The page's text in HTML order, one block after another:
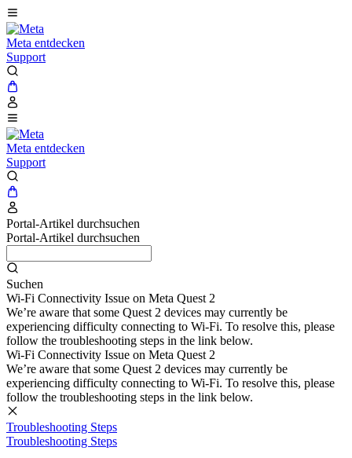
Meta entdecken
Support
Meta entdecken
Support
Portal-Artikel durchsuchen
Portal-Artikel durchsuchen
Suchen
Wi-Fi Connectivity Issue on Meta Quest 2
We’re aware that some Quest 2 devices may currently be
experiencing difficulty connecting to Wi-Fi. To resolve this, please
follow the troubleshooting steps in the link below.
Wi-Fi Connectivity Issue on Meta Quest 2
We’re aware that some Quest 2 devices may currently be
experiencing difficulty connecting to Wi-Fi. To resolve this, please
follow the troubleshooting steps in the link below.
Troubleshooting Steps
Troubleshooting Steps